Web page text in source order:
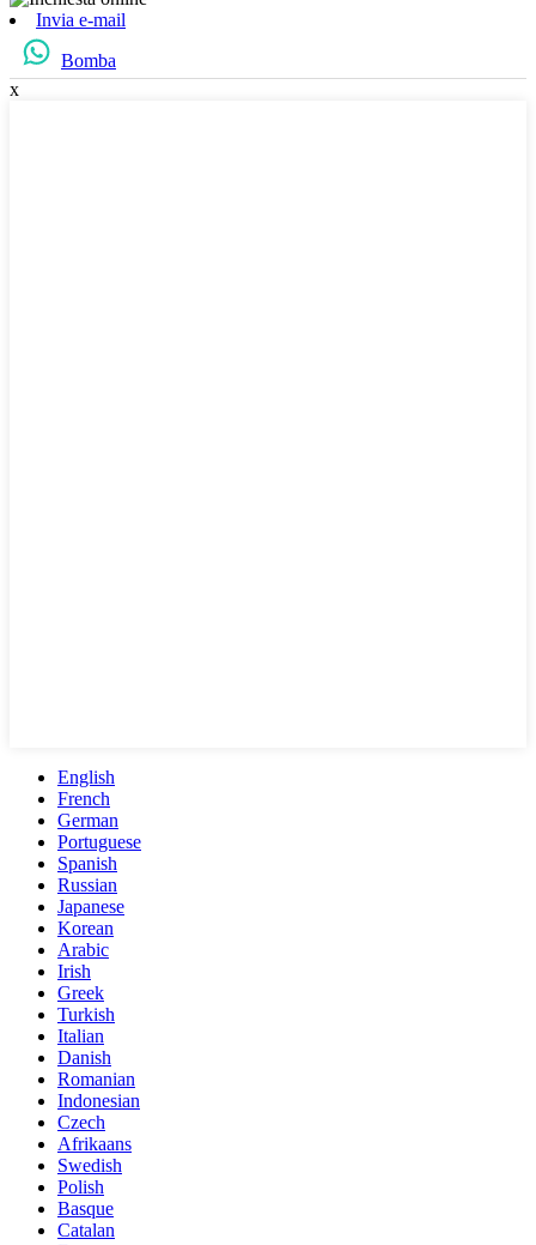
Invia e-mail
Bomba
x
English
French
German
Portuguese
Spanish
Russian
Japanese
Korean
Arabic
Irish
Greek
Turkish
Italian
Danish
Romanian
Indonesian
Czech
Afrikaans
Swedish
Polish
Basque
Catalan